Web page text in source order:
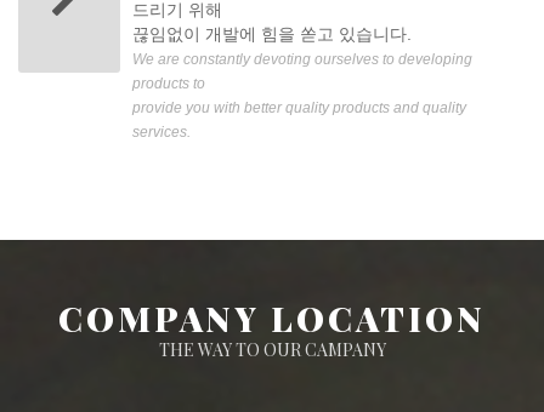
드리기 위해
끊임없이 개발에 힘을 쏟고 있습니다.
We are constantly devoting ourselves to developing
products to
provide you with better quality products and quality
services.
COMPANY LOCATION
THE WAY TO OUR CAMPANY